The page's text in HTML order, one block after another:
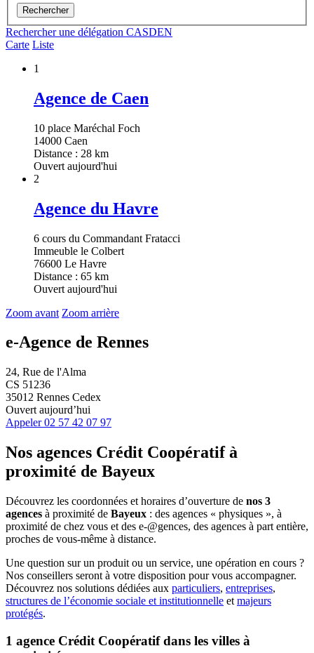
Rechercher
Rechercher une délégation CASDEN
Carte Liste
1
Agence de Caen
10 place Maréchal Foch
14000 Caen
Distance : 28 km
Ouvert aujourd'hui
2
Agence du Havre
6 cours du Commandant Fratacci
Immeuble le Colbert
76600 Le Havre
Distance : 65 km
Ouvert aujourd'hui
Zoom avant Zoom arrière
e-Agence de Rennes
24, Rue de l'Alma
CS 51236
35012 Rennes Cedex
Ouvert aujourd’hui
Appeler 02 57 42 07 97
Nos agences Crédit Coopératifà
proximité de Bayeux
Découvrez les coordonnées et horaires d’ouverture de nos 3
agences à proximité de Bayeux : des agences « physiques », à
proximité de chez vous et des e-@gences, des agences à part entière,
proches de vous-même à distance.
Une question sur un produit ou un service, une opération en cours ?
Nos conseillers seront à votre disposition pour vous accompagner.
Découvrez nos solutions dédiées aux particuliers, entreprises,
structures de l’économie sociale et institutionnelle et majeurs
protégés.
1 agence Crédit Coopératif dans les villes à